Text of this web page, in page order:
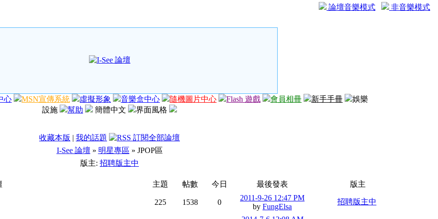
論壇音樂模式 非音樂模式
心 MSN宣傳系統 虛擬形象 音樂盒中心 隨機圖片中心 Flash 遊戲 會員相冊 新手手冊
娛樂
設施
幫助 簡體中文 界面風格
收藏本版 | 我的話題
I-See 論壇 » 明星專區 » JPOP區
版主: 招聘版主中
主題 帖數 今日 最後發表 版主
225 1538 0
2011-9-26 12:47 PM
by FungElsa
招聘版主中